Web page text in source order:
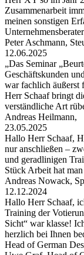
Zusammenarbeit
meinen sonstigen
Peter Aschmann,
12.06.2025
„Das Seminar
Geschäftskunden
war fachlich äußerst
Herr Schaaf bringt
verständliche Art
Andreas Heilmann,
23.05.2025
Hallo Herr Schaaf,
nur anschließen –
und geradlinigen
Stück Arbeit hat
Andreas Nowack,
12.12.2024
Hallo Herr Schaaf,
Training der
Sicht“ war klasse!
herzlich bei Ihnen
Head of German